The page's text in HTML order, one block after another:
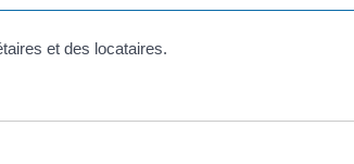
et des locataires.